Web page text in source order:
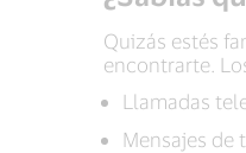
Quizás estés
encontrarte.
Llamadas
Mensajes de